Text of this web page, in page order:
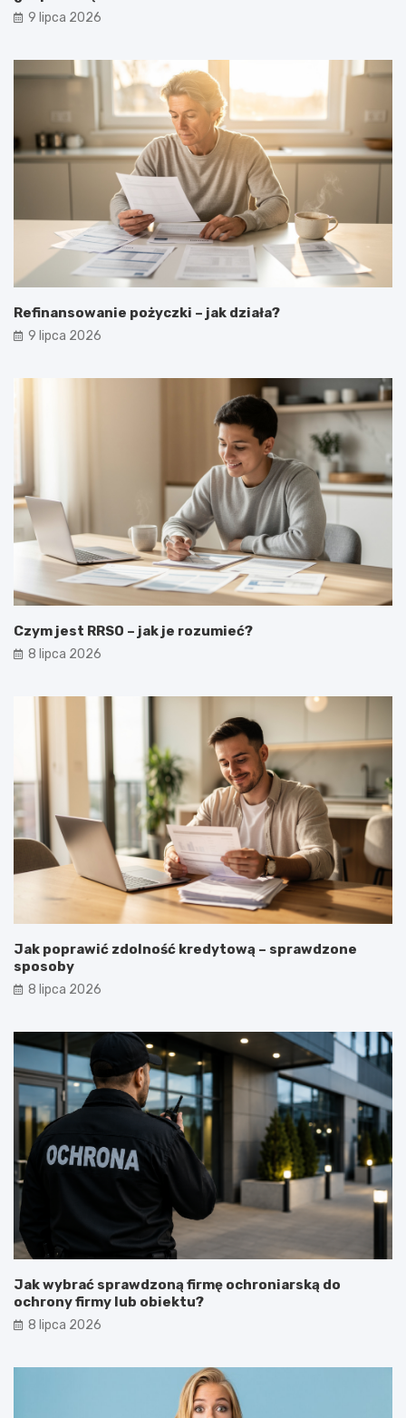
9 lipca 2026
Refinansowanie pożyczki – jak działa?
9 lipca 2026
Czym jest RRSO – jak je rozumieć?
8 lipca 2026
Jak poprawić zdolność kredytową – sprawdzone
sposoby
8 lipca 2026
Jak wybrać sprawdzoną firmę ochroniarską do
ochrony firmy lub obiektu?
8 lipca 2026